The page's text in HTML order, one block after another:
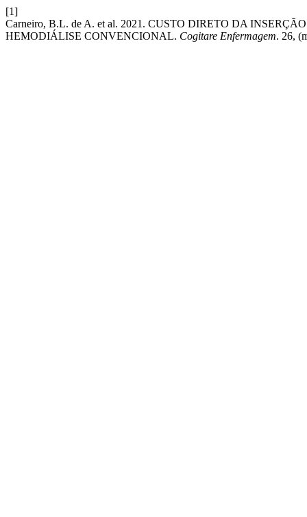
[1]
Carneiro, B.L. de A. et al. 2021. CUSTO DIRETO DA
HEMODIÁLISE CONVENCIONAL. Cogitare Enfermagem. 26,